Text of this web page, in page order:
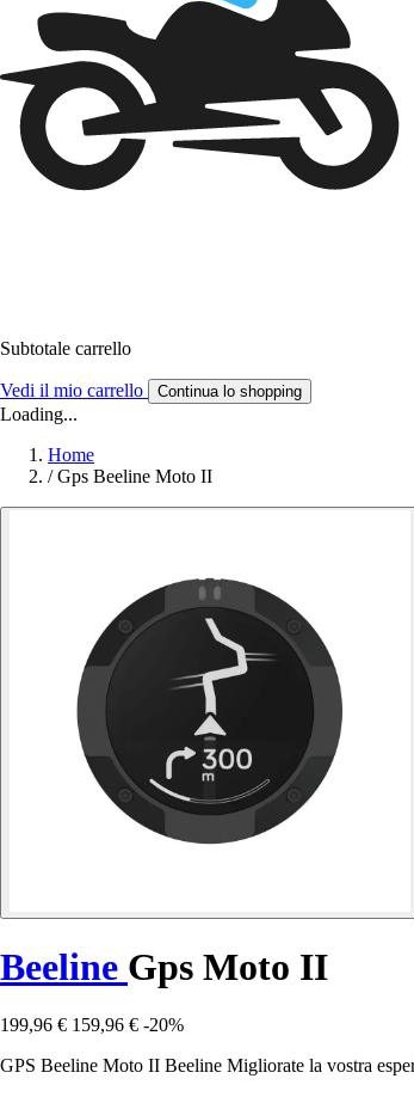
Subtotale carrello
Vedi il mio carrello Continua lo shopping
Loading...
Home
/ Gps Beeline Moto II
Beeline Gps Moto II
199,96 € 159,96 € -20%
GPS Beeline Moto II Beeline Migliorate la vostra